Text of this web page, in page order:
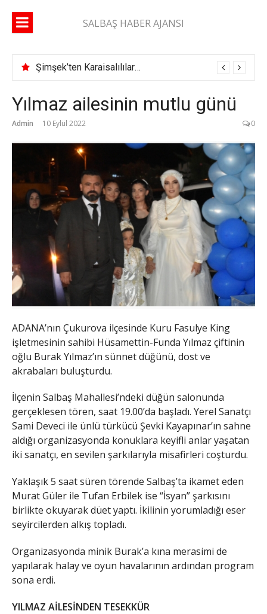
SALBAŞ HABER AJANSI
Şimşek’ten Karaisalılılara çağrı: “Yüzde 10’unuz gelse daha çok çok hizmet alırız”
Yılmaz ailesinin mutlu günü
Admin 10 Eylül 2022 0
ADANA’nın Çukurova ilçesinde Kuru Fasulye King
işletmesinin sahibi Hüsamettin-Funda Yılmaz çiftinin
oğlu Burak Yılmaz’ın sünnet düğünü, dost ve
akrabaları buluşturdu.
İlçenin Salbaş Mahallesi’ndeki düğün salonunda
gerçeklesen tören, saat 19.00’da başladı. Yerel Sanatçı
Sami Deveci ile ünlü türkücü Şevki Kayapınar’ın sahne
aldığı organizasyonda konuklara keyifli anlar yaşatan
iki sanatçı, en sevilen şarkılarıyla misafirleri coşturdu.
Yaklaşık 5 saat süren törende Salbaş’ta ikamet eden
Murat Güler ile Tufan Erbilek ise “İsyan” şarkısını
birlikte okuyarak düet yaptı. İkilinin yorumladığı eser
seyircilerden alkış topladı.
Organizasyonda minik Burak’a kına merasimi de
yapılarak halay ve oyun havalarının ardından program
sona erdi.
YILMAZ AİLESİNDEN TESEKKÜR